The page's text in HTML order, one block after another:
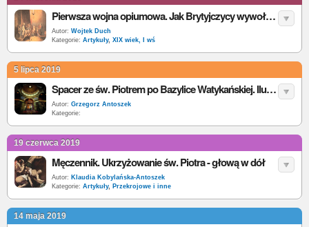
Pierwsza wojna opiumowa. Jak Brytyjczycy wywołali wojnę by dalej narkotyzować Chiny
Autor: Wojtek Duch
Kategorie: Artykuły, XIX wiek, I wś
5 lipca 2019
Spacer ze św. Piotrem po Bazylice Watykańskiej. Ilustracje z książki „Grób Rybaka” autorstwa Pawła Lisickiego.
Autor: Grzegorz Antoszek
Kategorie:
19 czerwca 2019
Męczennik. Ukrzyżowanie św. Piotra - głową w dół
Autor: Klaudia Kobylańska-Antoszek
Kategorie: Artykuły, Przekrojowe i inne
14 maja 2019